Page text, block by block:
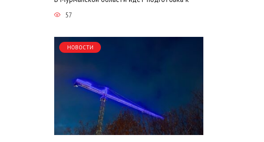
57
НОВОСТИ